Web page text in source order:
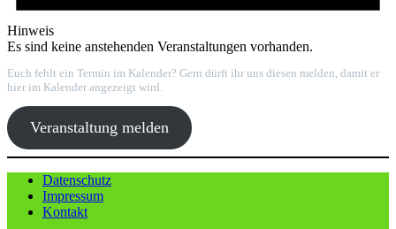
Hinweis
Es sind keine anstehenden Veranstaltungen vorhanden.
Euch fehlt ein Termin im Kalender? Gern dürft ihr uns diesen melden, damit er
hier im Kalender angezeigt wird.
Veranstaltung melden
Datenschutz
Impressum
Kontakt